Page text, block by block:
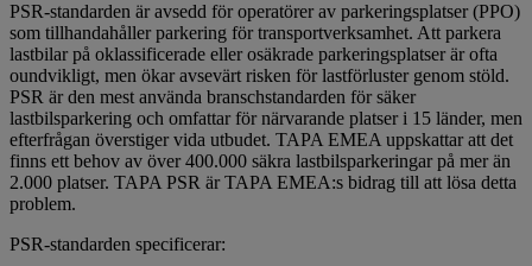
PSR-standarden är avsedd för operatörer av parkeringsplatser (PPO)
som tillhandahåller parkering för transportverksamhet. Att parkera
lastbilar på oklassificerade eller osäkrade parkeringsplatser är ofta
oundvikligt, men ökar avsevärt risken för lastförluster genom stöld.
PSR är den mest använda branschstandarden för säker
lastbilsparkering och omfattar för närvarande platser i 15 länder, men
efterfrågan överstiger vida utbudet. TAPA EMEA uppskattar att det
finns ett behov av över 400.000 säkra lastbilsparkeringar på mer än
2.000 platser. TAPA PSR är TAPA EMEA:s bidrag till att lösa detta
problem.
PSR-standarden specificerar: